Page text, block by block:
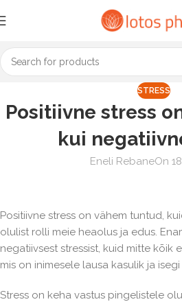
STRESS
Positiivne stress
kui
Eneli RebaneOn
Positiivne stress on vähem tuntud,
olulist rolli meie heaolus ja edus.
negatiivsest stressist, kuid mitte kõik
mis on inimesele lausa kasulik ja
Stress on keha vastus pingelistele